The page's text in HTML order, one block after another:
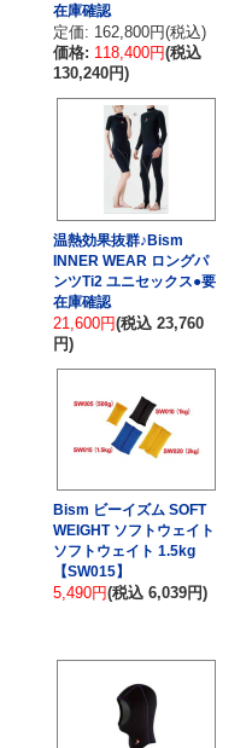
在庫確認
定価: 162,800円(税込)
価格: 118,400円(税込
130,240円)
温熱効果抜群♪Bism
INNER WEAR ロングパ
ンツTi2 ユニセックス●要
在庫確認
21,600円(税込 23,760
円)
Bism ビーイズム SOFT
WEIGHT ソフトウェイト
ソフトウェイト 1.5kg
【SW015】
5,490円(税込 6,039円)